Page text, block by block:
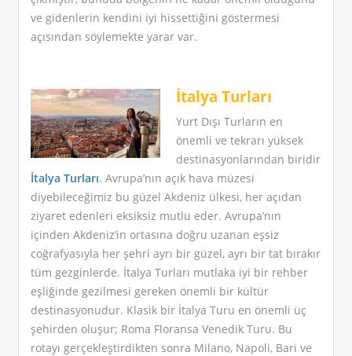
ve gidenlerin kendini iyi hissettiğini göstermesi
açısından söylemekte yarar var.
İtalya Turları
Yurt Dışı Turların en
önemli ve tekrarı yüksek
destinasyonlarından biridir
İtalya Turları. Avrupa’nın açık hava müzesi
diyebileceğimiz bu güzel Akdeniz ülkesi, her açıdan
ziyaret edenleri eksiksiz mutlu eder. Avrupa’nın
içinden Akdeniz’in ortasına doğru uzanan eşsiz
coğrafyasıyla her şehri ayrı bir güzel, ayrı bir tat bırakır
tüm gezginlerde. İtalya Turları mutlaka iyi bir rehber
eşliğinde gezilmesi gereken önemli bir kültür
destinasyonudur. Klasik bir İtalya Turu en önemli üç
şehirden oluşur; Roma Floransa Venedik Turu. Bu
rotayı gerçekleştirdikten sonra Milano, Napoli, Bari ve